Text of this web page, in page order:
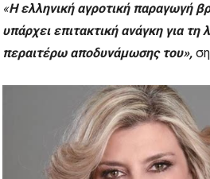
«Η ελληνική αγροτική παραγωγή
υπάρχει επιτακτική ανάγκη για
περαιτέρω αποδυνάμωσης του»,